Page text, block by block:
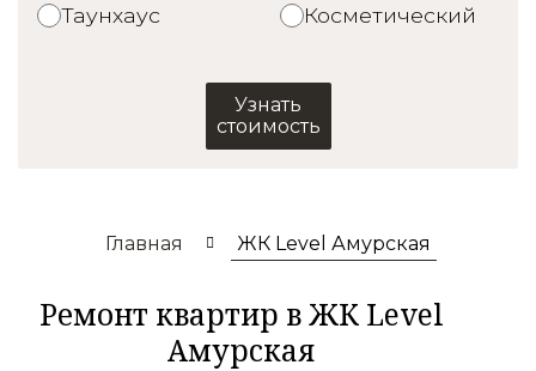
Таунхаус
Косметический
Узнать
стоимость
Главная ЖК Level Амурская
Ремонт квартир в ЖК Level
Амурская